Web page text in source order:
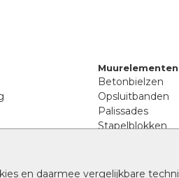
en daarmee vergelijkbare
Muurelementen
Betonbielzen
Opsluitbanden
Palissades
Stapelblokken
Afwatering en